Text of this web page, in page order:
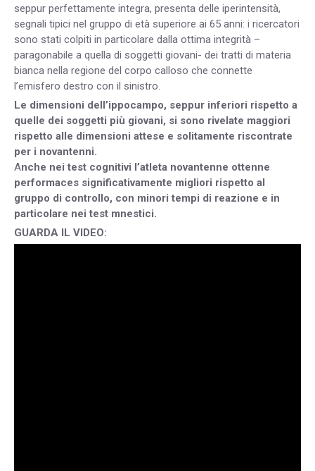
seppur perfettamente integra, presenta delle iperintensità,
segnali tipici nel gruppo di età superiore ai 65 anni: i ricercatori
sono stati colpiti in particolare dalla ottima integrità –
paragonabile a quella di soggetti giovani- dei tratti di materia
bianca nella regione del corpo calloso che connette
l’emisfero destro con il sinistro.
Le dimensioni dell’ippocampo, seppur inferiori rispetto a
quelle dei soggetti più giovani, si sono rivelate maggiori
rispetto alle dimensioni attese e solitamente riscontrate
per i novantenni.
Anche nei test cognitivi l’atleta novantenne ottenne
performaces significativamente migliori rispetto al
gruppo di controllo, con minori tempi di reazione e in
particolare nei test mnestici.
GUARDA IL VIDEO: